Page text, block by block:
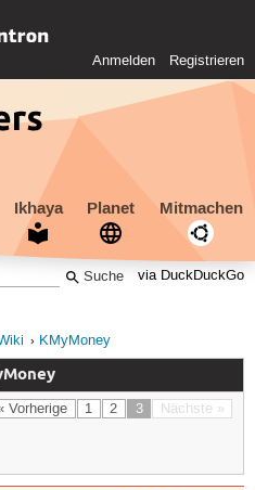
Anmelden Registrieren
Ikhaya Planet Mitmachen
via DuckDuckGo
KMyMoney
Vorherige 1 2 3 Nächste »